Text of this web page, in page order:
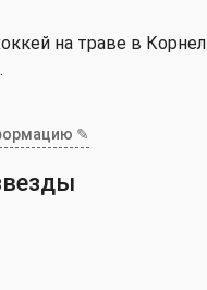
на траве в
✎